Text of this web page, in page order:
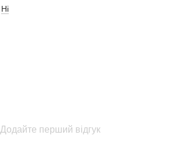
Ні
Додайте перший відгук